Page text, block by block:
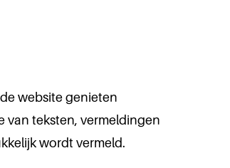
website genieten
van teksten, vermeldingen
wordt vermeld.